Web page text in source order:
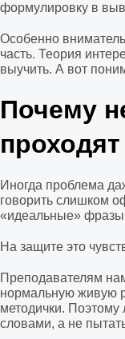
формулировку в
Особенно
часть. Теория
выучить. А вот
Почему
Иногда проблема
говорить слишком
«идеальные» фразы
На защите это
Преподавателям
нормальную живую
методички.
словами, а не